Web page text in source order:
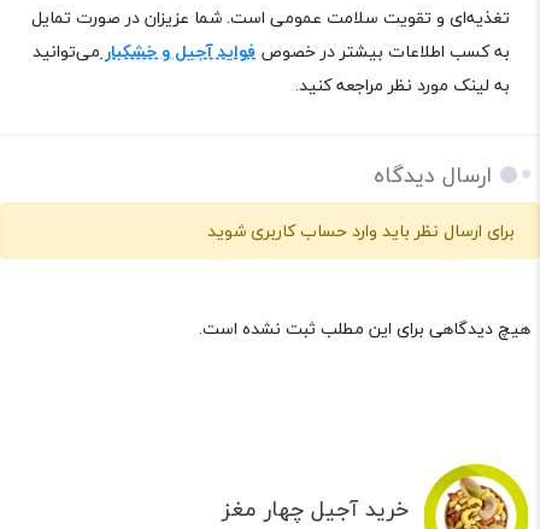
تغذیه‌ای و تقویت سلامت عمومی است. شما عزیزان در صورت تمایل
به کسب اطلاعات بیشتر در خصوص فواید آجیل و خشکبارمی‌توانید
به لینک مورد نظر مراجعه کنید.
ارسال دیدگاه
برای ارسال نظر باید وارد حساب کاربری شوید
هیچ دیدگاهی برای این مطلب ثبت نشده است.
خرید آجیل چهار مغز